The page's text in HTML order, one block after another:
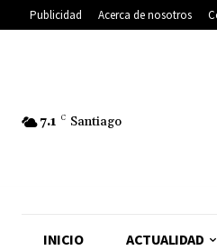
Publicidad Acerca de nosotros
7.1 C Santiago
INICIO ACTUALIDAD